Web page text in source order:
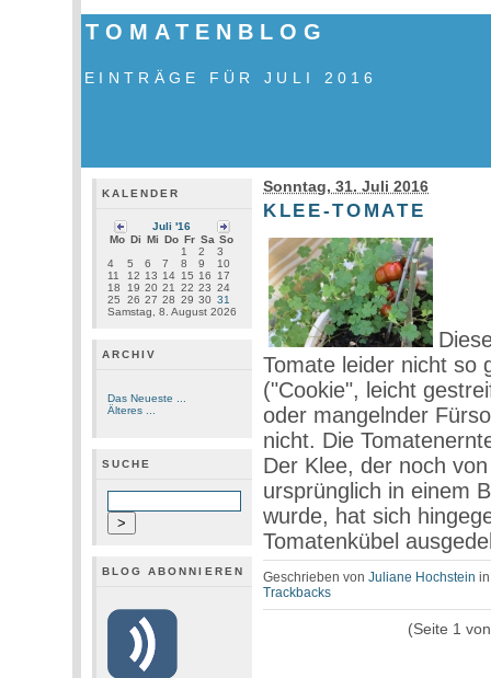
TOMATENBLOG
EINTRÄGE FÜR JULI 2016
KALENDER
Juli '16
Mo Di Mi Do Fr Sa So
Samstag, 8. August 2026
1 2
3
4
5 6 7 8 9
10
11
12 13 14 15 16 17
18
19 20 21 22 23 24
25
26 27 28 29 30 31
ARCHIV
Das Neueste ...
Älteres ...
SUCHE
BLOG ABONNIEREN
Sonntag, 31. Juli 2016
KLEE-TOMATE
Tomate leider nicht so
("Cookie", leicht
oder mangelnder
nicht. Die
Der Klee, der noch
ursprünglich in einem
wurde, hat sich
Tomatenkübel
Geschrieben vonJuliane Hochstein
Trackbacks
(Seite 1